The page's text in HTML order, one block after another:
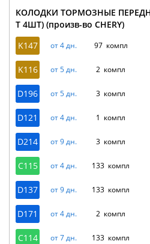
КОЛОДКИ ТОРМОЗНЫЕ
Т 4ШТ) (произв-во CHERY)
K147
от 4 дн. 97 компл
K116 от 5 дн. 2 компл
D196 от 5 дн. 3 компл
D121 от 4 дн. 1 компл
D214 от 9 дн. 3 компл
C115 от 4 дн. 133 компл
D137 от 9 дн. 133 компл
D171 от 4 дн. 2 компл
C114 от 7 дн. 133 компл